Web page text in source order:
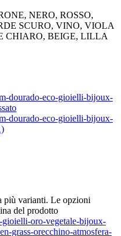
NERO, ROSSO,
SCURO, VINO, VIOLA
CHIARO, BEIGE, LILLA
più varianti. Le opzioni
del prodotto